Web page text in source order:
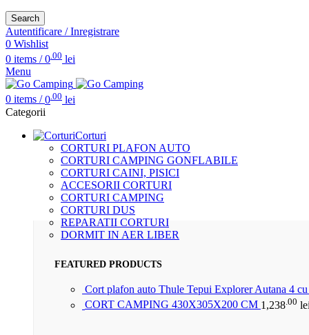
Search
Autentificare / Inregistrare
0 Wishlist
0 items / 0.00 lei
Menu
0 items / 0 .00 lei
Categorii
Corturi
CORTURI PLAFON AUTO
CORTURI CAMPING GONFLABILE
CORTURI CAINI, PISICI
ACCESORII CORTURI
CORTURI CAMPING
CORTURI DUS
REPARATII CORTURI
DORMIT IN AER LIBER
FEATURED PRODUCTS
Cort plafon auto Thule Tepui Explorer Autana 4
CORT CAMPING 430X305X200 CM 1,238 .00